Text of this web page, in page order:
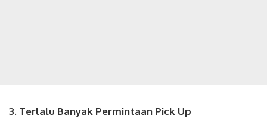
3. Terlalu Banyak Permintaan Pick Up